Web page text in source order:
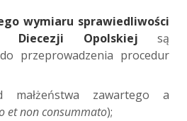
wymiaru sprawiedliwości
Diecezji Opolskiej są
przeprowadzenia procedur
zawartego a
et non consummato);